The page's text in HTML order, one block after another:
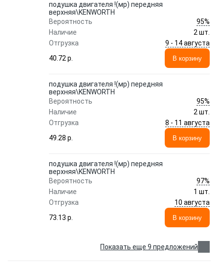
подушка двигателя !(мр) передняя
верхняя\KENWORTH
Вероятность
95%
Наличие
2 шт.
Отгрузка
9 - 14 августа
40.72 p.
В корзину
подушка двигателя !(мр) передняя
верхняя\KENWORTH
Вероятность
95%
Наличие
2 шт.
Отгрузка
8 - 11 августа
49.28 p.
В корзину
подушка двигателя !(мр) передняя
верхняя\KENWORTH
Вероятность
97%
Наличие
1 шт.
Отгрузка
10 августа
73.13 p.
В корзину
Показать еще 9 предложений